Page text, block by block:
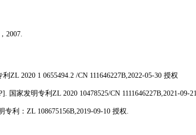
2007.
利 ZL 2020 1 0655494.2 /CN 111646227B,2022-05-30 授权
国家发明专利 ZL 2020 10478525/CN 1111646227B,2021-09-21
专利： ZL 108675156B,2019-09-10 授权